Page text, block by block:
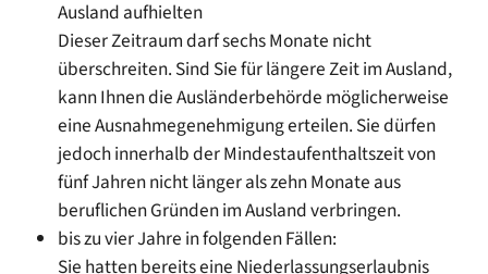
Ausland aufhielten
Dieser Zeitraum darf sechs Monate nicht
überschreiten. Sind Sie für längere Zeit im Ausland,
kann Ihnen die Ausländerbehörde möglicherweise
eine Ausnahmegenehmigung erteilen. Sie dürfen
jedoch innerhalb der Mindestaufenthaltszeit von
fünf Jahren nichtlänger als zehn Monate aus
beruflichen Gründen im Ausland verbringen.
bis zu vier Jahre in folgenden Fällen:
Sie hatten bereits eine Niederlassungserlaubnis